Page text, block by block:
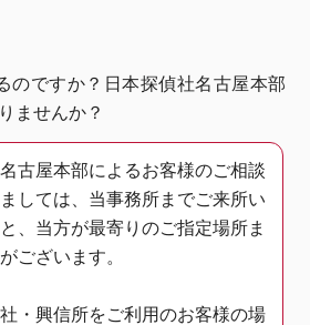
のですか？日本探偵社名古屋本部
ませんか？
古屋本部によるお客様のご相談
しては、当事務所までご来所い
、当方が最寄りのご指定場所ま
ございます。
・興信所をご利用のお客様の場